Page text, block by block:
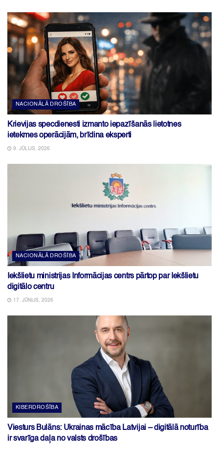
NACIONĀLĀ DROŠĪBA
Krievijas specdienesti izmanto iepazīšanās lietotnes
ietekmes operācijām, brīdina eksperti
9. JŪLIJS, 2026
NACIONĀLĀ DROŠĪBA
Iekšlietu ministrijas Informācijas centrs pārtop par Iekšlietu
digitālo centru
17. JŪNIJS, 2026
KIBERDROŠĪBA
Viesturs Bulāns: Ukrainas mācība Latvijai – digitālā noturība
ir svarīga daļa no valsts drošības